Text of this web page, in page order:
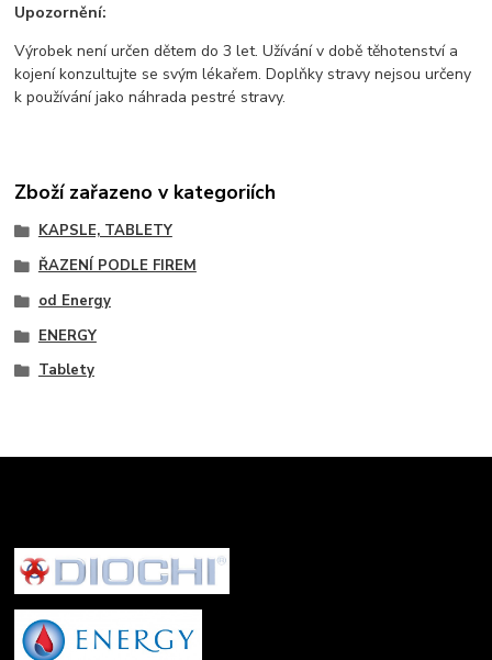
Upozornění:
Výrobek není určen dětem do 3 let. Užívání v době těhotenství a
kojení konzultujte se svým lékařem. Doplňky stravy nejsou určeny
k používání jako náhrada pestré stravy.
Zboží zařazeno v kategoriích
KAPSLE, TABLETY
ŘAZENÍ PODLE FIREM
od Energy
ENERGY
Tablety